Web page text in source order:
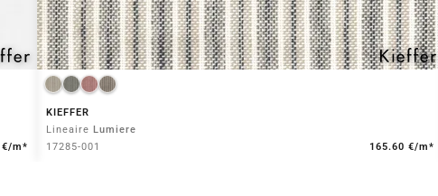
€/m*
KIEFFER
Lineaire Lumiere
17285-001
165.60 €/m*